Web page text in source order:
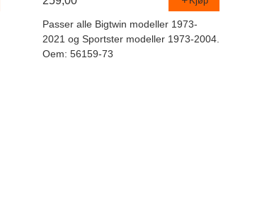
Passer alle Bigtwin modeller 1973-
2021 og Sportster modeller 1973-2004.
Oem: 56159-73